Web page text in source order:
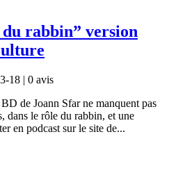
rabbin” version
18 | 0 avis
de Joann Sfar ne manquent pas
dans le rôle du rabbin, et une
en podcast sur le site de...